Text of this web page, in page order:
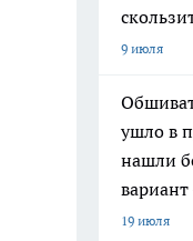
9 июля
ушло в
нашли
19 июля